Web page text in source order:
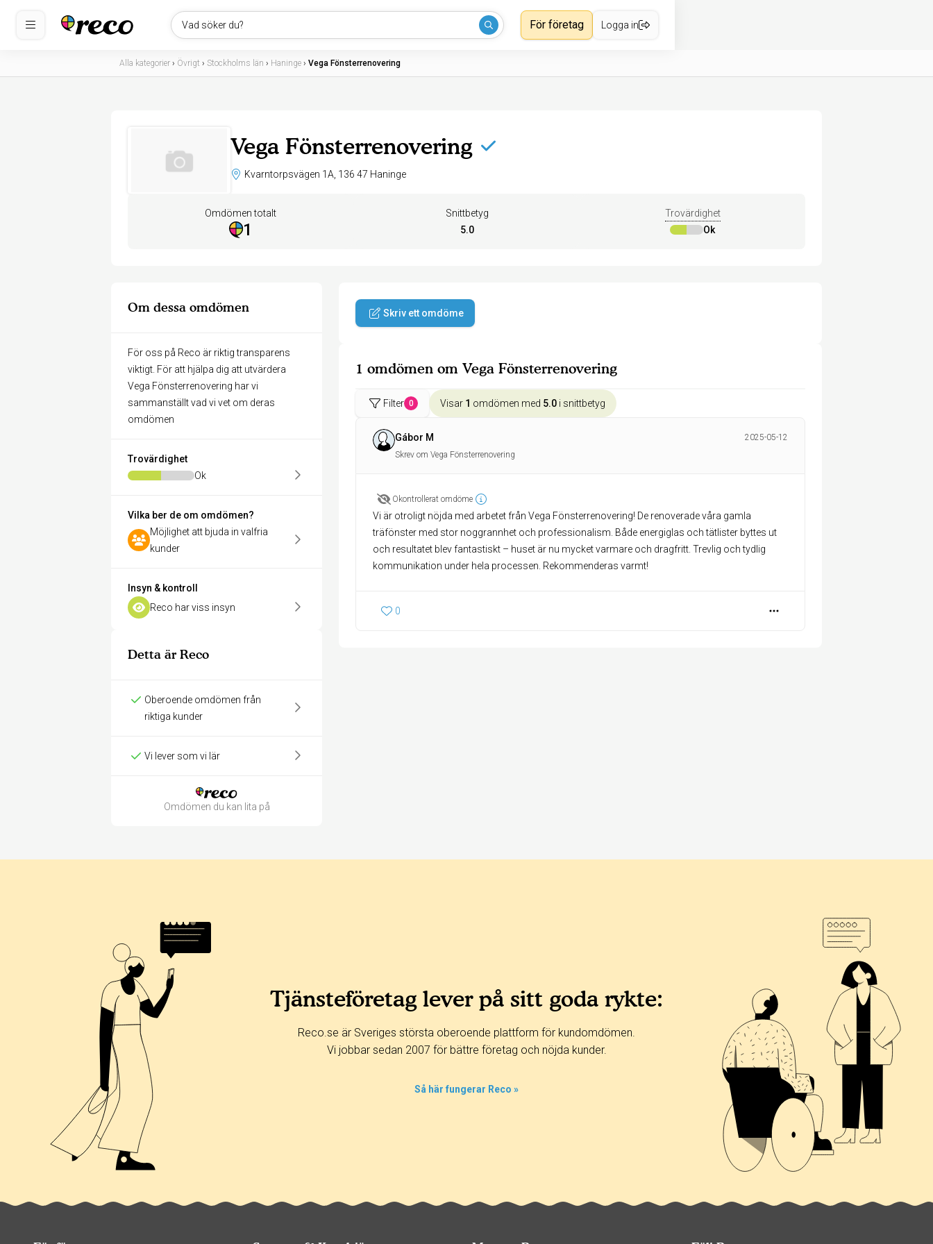
Vad söker du? För företag Logga in
Alla kategorier › Övrigt › Stockholms län › Haninge › Vega Fönsterrenovering
Vega Fönsterrenovering
Kvarntorpsvägen 1A, 136 47 Haninge
Omdömen totalt
1
Snittbetyg
5.0
Trovärdighet
Ok
Om dessa omdömen
För oss på Reco är riktig transparens
viktigt. För att hjälpa dig att utvärdera
Vega Fönsterrenovering har vi
sammanställt vad vi vet om deras
omdömen
Trovärdighet
Ok
Vilka ber de om omdömen?
Möjlighet att bjuda in valfria
kunder
Insyn & kontroll
Reco har viss insyn
Detta är Reco
Oberoende omdömen från
riktiga kunder
Vi lever som vi lär
Omdömen du kan lita på
Skriv ett omdöme
1 omdömen om Vega Fönsterrenovering
Filter 0 Visar 1 omdömen med 5.0 i snittbetyg
Gábor M
2025-05-12
Skrev om Vega Fönsterrenovering
Okontrollerat omdöme
Vi är otroligt nöjda med arbetet från Vega Fönsterrenovering! De renoverade våra gamla
träfönster med stor noggrannhet och professionalism. Både energiglas och tätlister byttes ut
och resultatet blev fantastiskt – huset är nu mycket varmare och dragfritt. Trevlig och tydlig
kommunikation under hela processen. Rekommenderas varmt!
0
365 dagar 90 dagar
30 dagar
Tjänsteföretag lever på sitt goda rykte:
Reco.se är Sveriges största oberoende plattform för kundomdömen.
Vi jobbar sedan 2007 för bättre företag och nöjda kunder.
Så här fungerar Reco »